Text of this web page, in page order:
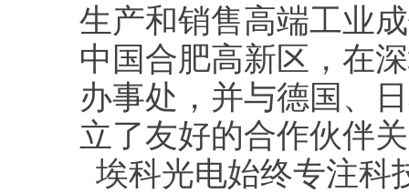
生产和销售高端工业
中国合肥高新区，在
办事处，并与德国、
立了友好的合作伙伴
埃科光电始终专注科